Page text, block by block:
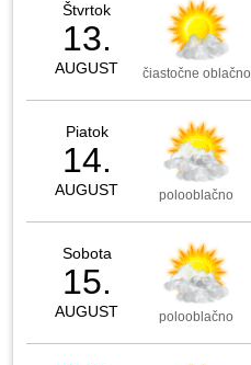
Štvrtok
13.
AUGUST čiastočne oblačno
Piatok
14.
AUGUST polooblačno
Sobota
15.
AUGUST polooblačno